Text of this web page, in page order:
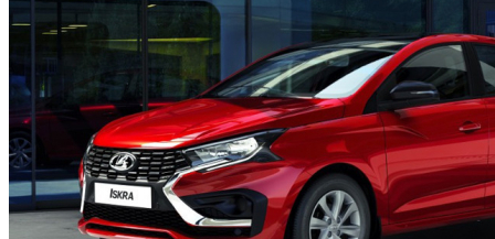
Flipboard
Reddit
Pinterest
Whatsapp